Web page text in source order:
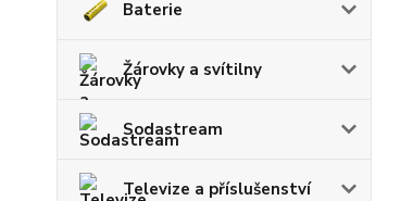
Baterie
Žárovky a svítilny
Sodastream
Televize a příslušenství